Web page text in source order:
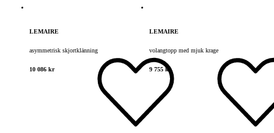
LEMAIRE
asymmetrisk skjortklänning
10 086 kr
LEMAIRE
volangtopp med mjuk krage
9 755 kr